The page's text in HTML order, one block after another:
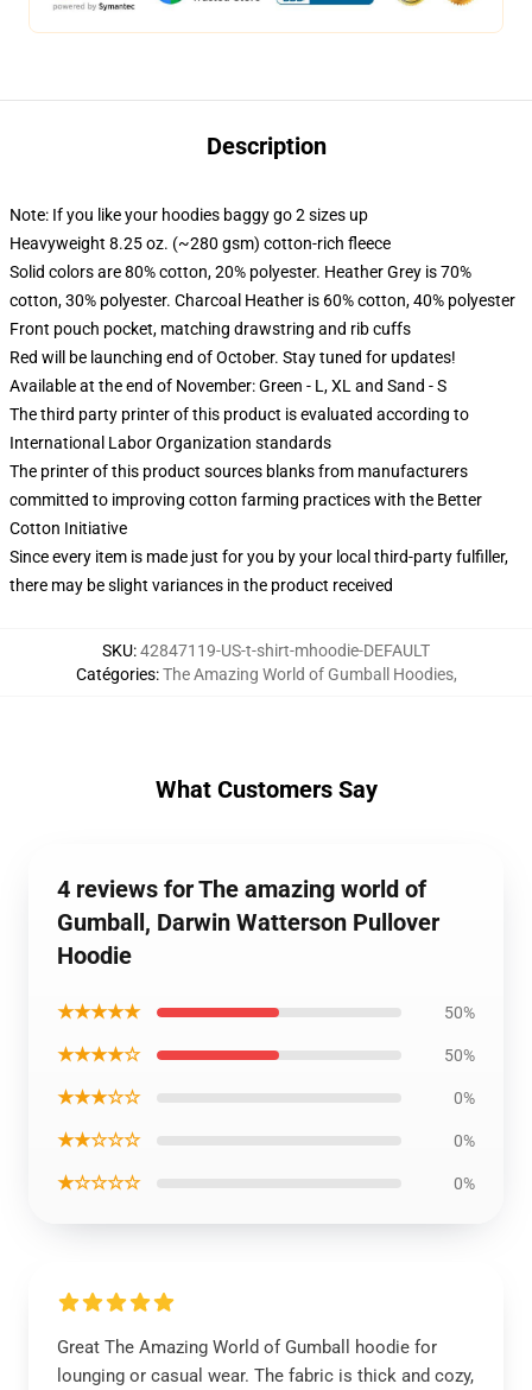
Description
Note: If you like your hoodies baggy go 2 sizes up
Heavyweight 8.25 oz. (~280 gsm) cotton-rich fleece
Solid colors are 80% cotton, 20% polyester. Heather Grey is 70%
cotton, 30% polyester. Charcoal Heather is 60% cotton, 40% polyester
Front pouch pocket, matching drawstring and rib cuffs
Red will be launching end of October. Stay tuned for updates!
Available at the end of November: Green - L, XL and Sand - S
The third party printer of this product is evaluated according to
International Labor Organization standards
The printer of this product sources blanks from manufacturers
committed to improving cotton farming practices with the Better
Cotton Initiative
Since every item is made just for you by your local third-party fulfiller,
there may be slight variances in the product received
SKU:42847119-US-t-shirt-mhoodie-DEFAULT
Catégories:The Amazing World of Gumball Hoodies,
What Customers Say
4 reviews for The amazing world of
Gumball, Darwin Watterson Pullover
Hoodie
★★★★★ 50%
★★★★☆ 50%
★★★☆☆ 0%
★★☆☆☆ 0%
★☆☆☆☆ 0%
Great The Amazing World of Gumball hoodie for
lounging or casual wear. The fabric is thick and cozy,